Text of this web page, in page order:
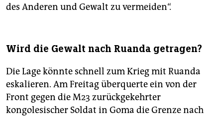
des Anderen und Gewalt zu vermeiden“.
Wird die Gewalt nach Ruanda getragen?
Die Lage könnte schnell zum Krieg mit Ruanda
eskalieren. Am Freitag überquerte ein von der
Front gegen die M23 zurückgekehrter
kongolesischer Soldat in Goma die Grenze nach